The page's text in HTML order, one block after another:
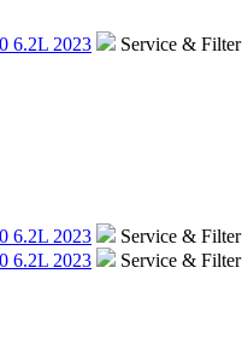
6.2L 2023
Service & Filter
6.2L 2023
Service & Filter
6.2L 2023 Service & Filter